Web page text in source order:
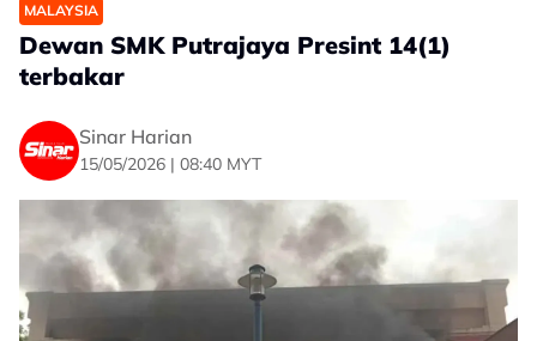
MALAYSIA
Dewan SMK Putrajaya Presint 14(1)
terbakar
Sinar Harian
15/05/2026 | 08:40 MYT